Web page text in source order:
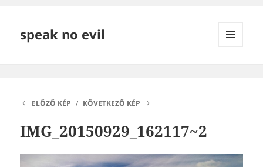
speak no evil
ELŐZŐ KÉP KÖVETKEZŐ KÉP
IMG_20150929_162117~2